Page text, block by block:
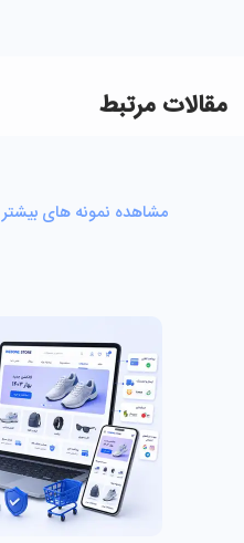
مقالات مرتبط
مشاهده نمونه های بیشتر